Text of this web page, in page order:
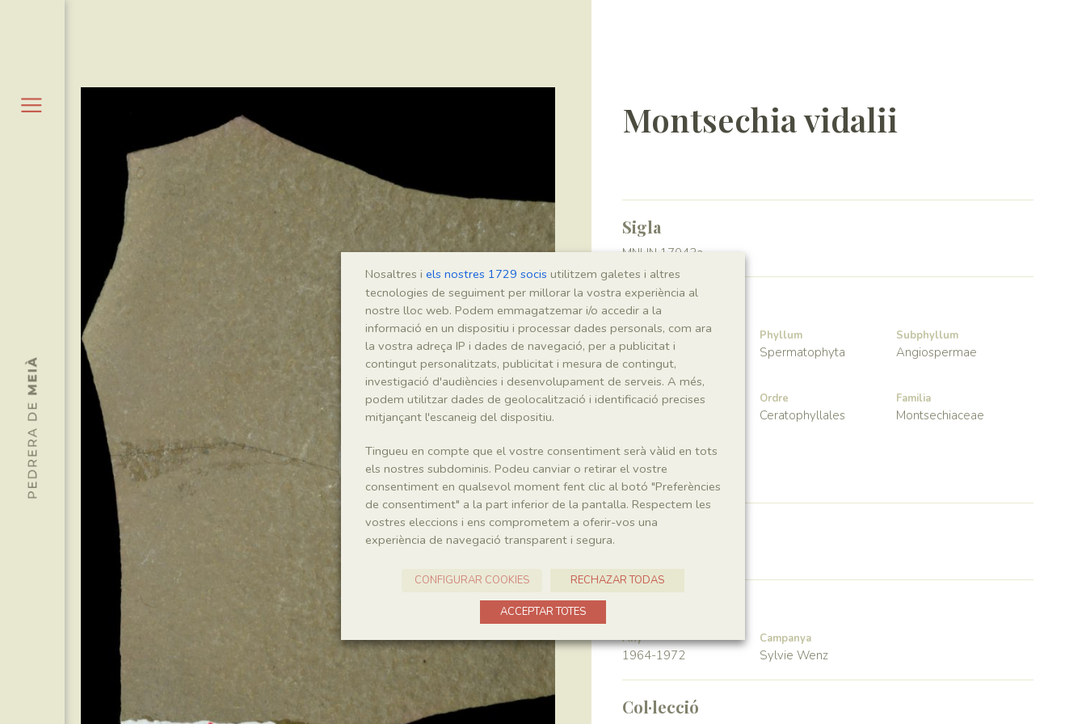
Montsechia vidalii
Sigla
MNHN 17043a
Taxonomia
Regne
Plantae
Phyllum
Spermatophyta
Subphyllum
Angiospermae
Classe Ordre
Ceratophyllales
Familia
Montsechiaceae
Génere
Montsechia
Localitat
Any
1964-1972
Campanya
Sylvie Wenz
Col·lecció
Nosaltres i els nostres 1729 socis utilitzem galetes i altres
tecnologies de seguiment per millorar la vostra experiència al
nostre lloc web. Podem emmagatzemar i/o accedir a la
informació en un dispositiu i processar dades personals, com ara
la vostra adreça IP i dades de navegació, per a publicitat i
contingut personalitzats, publicitat i mesura de contingut,
investigació d'audiències i desenvolupament de serveis. A més,
podem utilitzar dades de geolocalització i identificació precises
mitjançant l'escaneig del dispositiu.
Tingueu en compte que el vostre consentiment serà vàlid en tots
els nostres subdominis. Podeu canviar o retirar el vostre
consentiment en qualsevol moment fent clic al botó "Preferències
de consentiment" a la part inferior de la pantalla. Respectem les
vostres eleccions i ens comprometem a oferir-vos una
experiència de navegació transparent i segura.
CONFIGURAR COOKIES RECHAZAR TODAS
ACCEPTAR TOTES